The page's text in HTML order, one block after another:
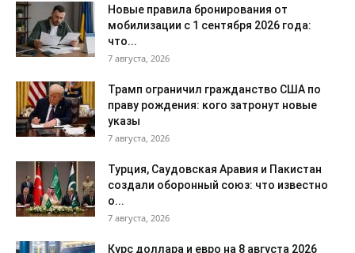
Новые правила бронирования от
мобилизации с 1 сентября 2026 года:
что...
7 августа, 2026
Трамп ограничил гражданство США по
праву рождения: кого затронут новые
указы
7 августа, 2026
Турция, Саудовская Аравия и Пакистан
создали оборонный союз: что известно
о...
7 августа, 2026
Курс доллара и евро на 8 августа 2026